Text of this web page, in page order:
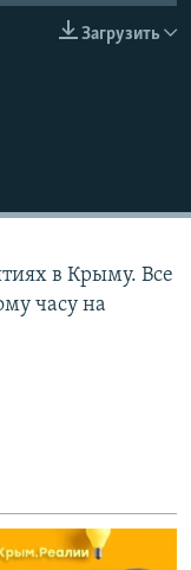
Загрузить
в Крыму. Все
часу на